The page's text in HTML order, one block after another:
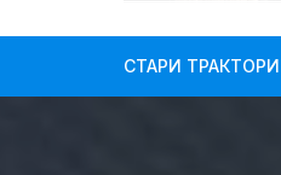
СТАРИ ТРАКТОРИ